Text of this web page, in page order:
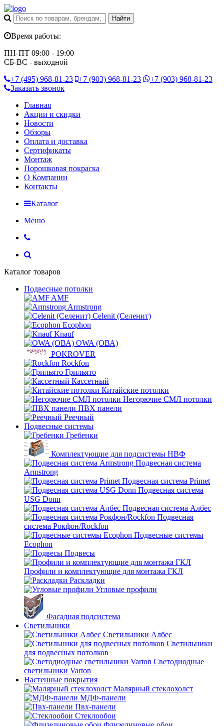
Время работы:
ПН-ПТ 09:00 - 19:00
СБ-ВС - выходной
+7 (495) 968-81-23 +7 (903) 968-81-23 +7 (903) 968-81-23
Заказать звонок
Главная
Акции и скидки
Новости
Обзоры
Оплата и доставка
Сертификаты
Монтаж
Порошковая покраска
О Компании
Контакты
Каталог
Меню
Каталог товаров
Подвесные потолки
AMF
Armstrong
Celenit (Селенит)
Ecophon
Knauf
OWA (ОВА)
POKROVER
Rockfon
Грильято
Кассетный
Китайские потолки
Негорючие СМЛ потолки
ПВХ панели
Реечный
Подвесные системы
Гребенки
Комплектующие для подсистемы НВФ
Подвесная система
Armstrong
Подвесная система Primet
Подвесная система
USG Donn
Подвесная система Албес
Подвесная
система Рокфон/Rockfon
Подвесные системы
Ecophon
Подвесы
Профили и комплектующие для монтажа ГКЛ
Раскладки
Угловые профили
Фасадная подсистема
Светильники
Светильники Албес
Светильники
для подвесных потолков
Светодиодные
светильники Varton
Настенные покрытия
Малярный стеклохолст
МДФ-панели
Пвх-панели
Стеклообои